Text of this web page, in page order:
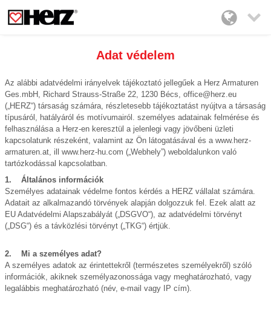

Adat védelem
Az alábbi adatvédelmi irányelvek tájékoztató jellegűek a Herz Armaturen
Ges.mbH, Richard Strauss-Straße 22, 1230 Bécs, office@herz.eu
(„HERZ“) társaság számára, részletesebb tájékoztatást nyújtva a társaság
típusáról, hatályáról és motívumairól. személyes adatainak felmérése és
felhasználása a Herz-en keresztül a jelenlegi vagy jövőbeni üzleti
kapcsolatunk részeként, valamint az Ön látogatásával és a www.herz-
armaturen.at, ill www.herz-hu.com („Webhely”) weboldalunkon való
tartózkodással kapcsolatban.
1. Általános információk
Személyes adatainak védelme fontos kérdés a HERZ vállalat számára.
Adatait az alkalmazandó törvények alapján dolgozzuk fel. Ezek alatt az
EU Adatvédelmi Alapszabályát („DSGVO“), az adatvédelmi törvényt
(„DSG“) és a távközlési törvényt („TKG“) értjük.
2. Mi a személyes adat?
A személyes adatok az érintettekről (természetes személyekről) szóló
információk, akiknek személyazonossága vagy meghatározható, vagy
legalábbis meghatározható (név, e-mail vagy IP cím).